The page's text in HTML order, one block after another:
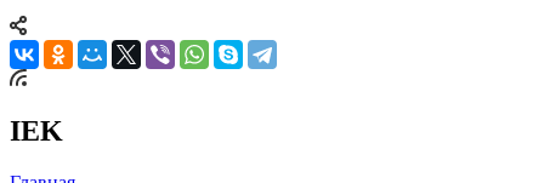
IEK